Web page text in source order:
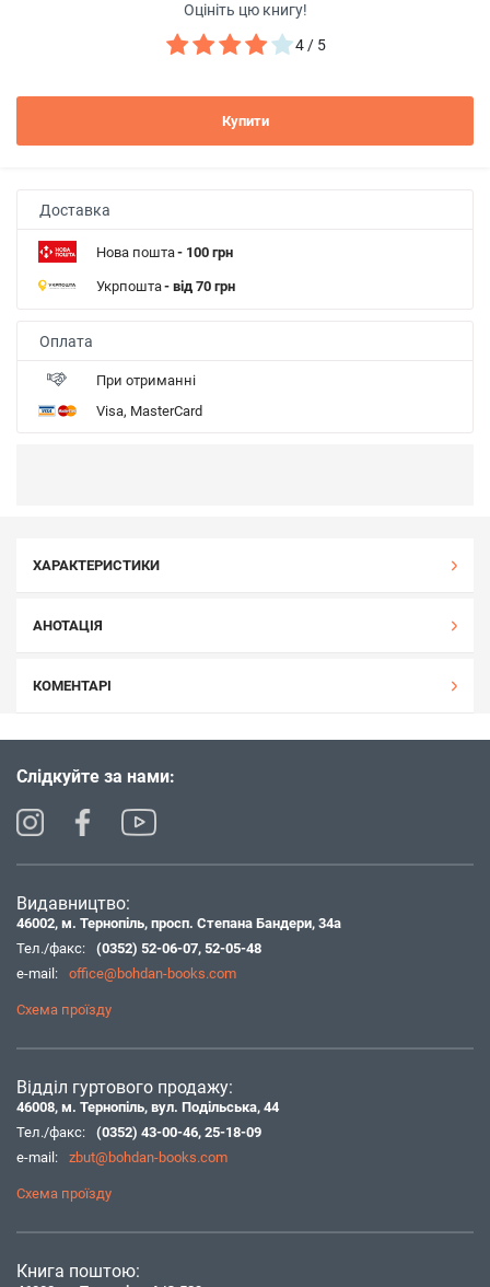
Оцініть цю книгу!
4 / 5
Купити
Доставка
Нова пошта- 100 грн
Укрпошта- від 70 грн
Оплата
При отриманні
Visa, MasterCard
ХАРАКТЕРИСТИКИ
АНОТАЦІЯ
КОМЕНТАРІ
Слідкуйте за нами:
Видавництво:
46002, м. Тернопіль, просп. Степана Бандери, 34а
Тел./факс:
(0352) 52-06-07, 52-05-48
e-mail:
office@bohdan-books.com
Схема проїзду
Відділ гуртового продажу:
46008, м. Тернопіль, вул. Подільська, 44
Тел./факс:
(0352) 43-00-46, 25-18-09
e-mail:
zbut@bohdan-books.com
Схема проїзду
Книга поштою: